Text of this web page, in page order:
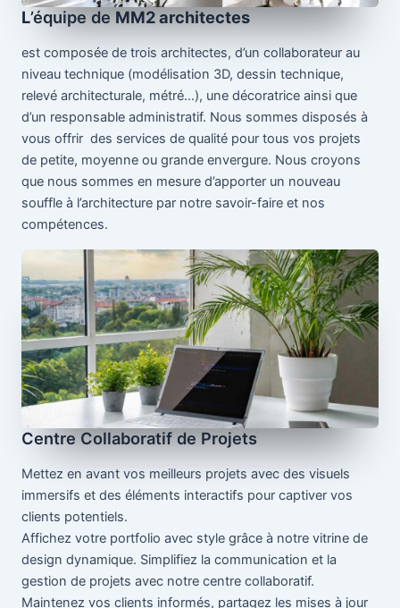
L’équipe de MM2 architectes
est composée de trois architectes, d’un collaborateur au
niveau technique (modélisation 3D, dessin technique,
relevé architecturale, métré…), une décoratrice ainsi que
d’un responsable administratif. Nous sommes disposés à
vous offrir des services de qualité pour tous vos projets
de petite, moyenne ou grande envergure. Nous croyons
que nous sommes en mesure d’apporter un nouveau
souffle à l’architecture par notre savoir-faire et nos
compétences.
Centre Collaboratif de Projets
Mettez en avant vos meilleurs projets avec des visuels
immersifs et des éléments interactifs pour captiver vos
clients potentiels.
Affichez votre portfolio avec style grâce à notre vitrine de
design dynamique. Simplifiez la communication et la
gestion de projets avec notre centre collaboratif.
Maintenez vos clients informés, partagez les mises à jour